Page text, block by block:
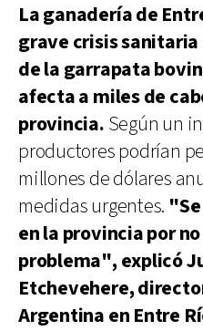
La ganadería de
grave crisis
de la garrapata
afecta a miles de
provincia. Según un
productores podrían
millones de dólares
medidas urgentes.
en la provincia por
problema", explicó
Etchevehere,
Argentina en Entre